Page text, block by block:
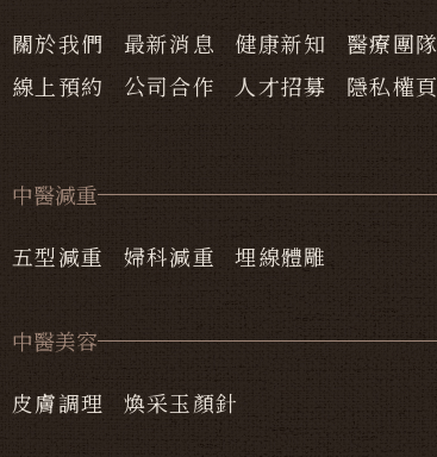
關於我們 最新消息 健康新知 醫療團隊
線上預約
公司合作 人才招募 隱私權頁
中醫減重
五型減重
婦科減重 埋線體雕
中醫美容
皮膚調理
煥采玉顏針